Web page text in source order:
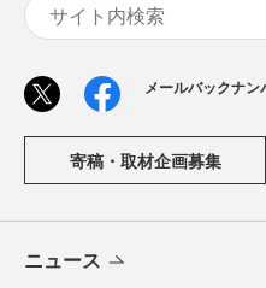
メールバックナン
寄稿・取材企画募集
ニュース